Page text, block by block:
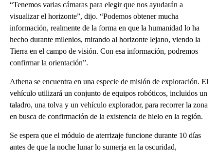
“Tenemos varias cámaras para elegir que nos ayudarán a
visualizar el horizonte”, dijo. “Podemos obtener mucha
información, realmente de la forma en que la humanidad lo ha
hecho durante milenios, mirando al horizonte lejano, viendo la
Tierra en el campo de visión. Con esa información, podremos
confirmar la orientación”.
Athena se encuentra en una especie de misión de exploración. El
vehículo utilizará un conjunto de equipos robóticos, incluidos un
taladro, una tolva y un vehículo explorador, para recorrer la zona
en busca de confirmación de la existencia de hielo en la región.
Se espera que el módulo de aterrizaje funcione durante 10 días
antes de que la noche lunar lo sumerja en la oscuridad,